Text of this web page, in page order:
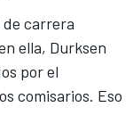
de carrera
ella, Durksen
por el
comisarios. Eso